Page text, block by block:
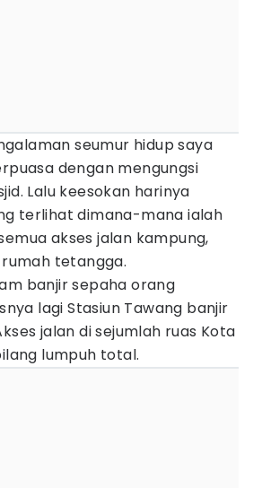
seumur hidup saya
dengan mengungsi
Lalu keesokan harinya
terlihat dimana-mana ialah
akses jalan kampung,
tetangga.
banjir sepaha orang
lagi Stasiun Tawang banjir
jalan di sejumlah ruas Kota
lumpuh total.